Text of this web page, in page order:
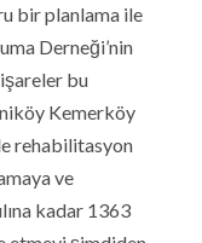
bir planlama ile
Derneği’nin
bu
Kemerköy
rehabilitasyon
ve
kadar 1363